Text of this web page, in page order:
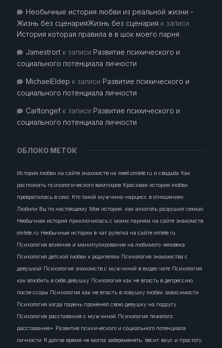
Необычные история любви из реальной жизни -
Жизнь без сценарияЖизнь без сценария к записи
История которая правила в в шок моего парня
Jamestrortк записи Развитие психического и
социального потенциала личности
MichaelEldep к записи Развитие психического и
социального потенциала личности
Carltongefк записи Развитие психического и
социального потенциала личности
ОБЛОКО МЕТОК
История любви на сайте знакомств на meet.omlete.ru и свадьба Как
распознать психологического вампиров Красивая история любви
превратилась в секс Кто такой мужчина-нарцисс в отношениях
Любили Вы по настоящему Моя история: как алкоголь разрушил семью
Необычная история приключилась с моим парням на сайте знакомств
omlete.ru Необычные истории в чат рулетка на сайте omlete.ru
Психология влияния и манипулирования на любимого человека
Психология детской любви к родителям Психология знакомства с
девушкой Психология знакомств с мужчиной в видео чате Психология
как влюбить в себя девушку Психология как не впасть в депрессию
после ссоры Психология как не впасть в ловушку любви зависимости
Психология когда парень променял свою девушку на подругу
Психология расставания с мужчиной Психология тяжелого
расставания+ Развитие психического и социального потенциала
личности Я долгое время не могла забеременеть. бесит вкус и простоту.